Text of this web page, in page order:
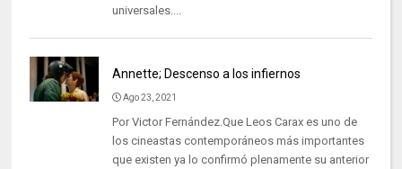
universales....
Annette; Descenso a los infiernos
Ago 23, 2021
Por Victor Fernández.Que Leos Carax es uno de
los cineastas contemporáneos más importantes
que existen ya lo confirmó plenamente su anterior